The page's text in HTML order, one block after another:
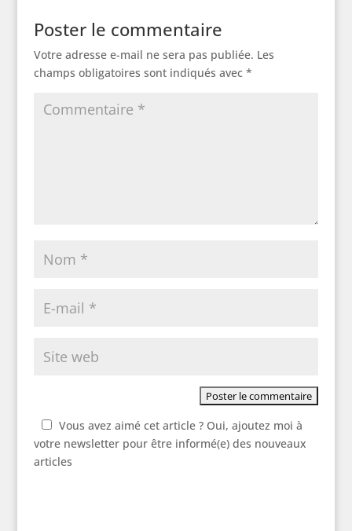
Poster le commentaire
Votre adresse e-mail ne sera pas publiée. Les
champs obligatoires sont indiqués avec *
Vous avez aimé cet article ? Oui, ajoutez moi à
votre newsletter pour être informé(e) des nouveaux
articles